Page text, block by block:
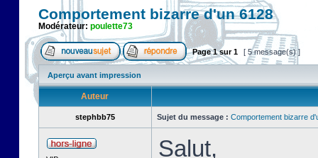
Comportement bizarre d'un 6128
Modérateur: poulette73
Page1sur1 [ 5 message(s) ]
Aperçu avant impression
Auteur
stephbb75 Sujet du message : Comportement bizarre
Salut,